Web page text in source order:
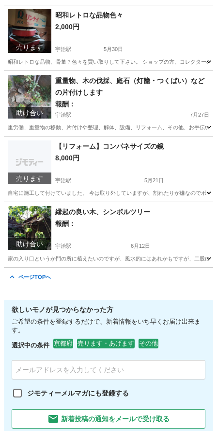
京都 宇治市 宇治駅 その他
売ります
昭和レトロな品物色々
2,000円
宇治駅 5月30日
昭和レトロな品物、骨董？色々を買い取りして下さい。 ショップの方、コレクターの
京都 宇治市 宇治駅 その他 レトロ
助け合い
重量物、木の伐採、庭石（灯籠・つくばい）など
の片付けします
報酬：
宇治駅 7月27日
重労働、重量物の移動、片付けや整理、解体、設備、リフォーム、その他、お手伝いし
宇治駅 手伝いたい/助けたい 片付け
売ります
【リフォーム】コンパネサイズの鏡
8,000円
宇治駅 5月21日
自宅に施工して付けていました。 今は取り外していますが、割れたりが嫌なのでボー
京都 宇治市 宇治駅 その他 コンパネ
助け合い
縁起の良い木、シンボルツリー
報酬：
宇治駅 6月12日
家の入り口というか門の所に植えたいのですが、風水的にはあれかもですが、二股に
ページTOPへ
欲しいモノが見つからなかった方
ご希望の条件を登録するだけで、新着情報をいち早くお届け出来ま
す。
選択中の条件 京都府 売ります・あげます その他
ジモティーメルマガにも登録する
新着投稿の通知をメールで受け取る